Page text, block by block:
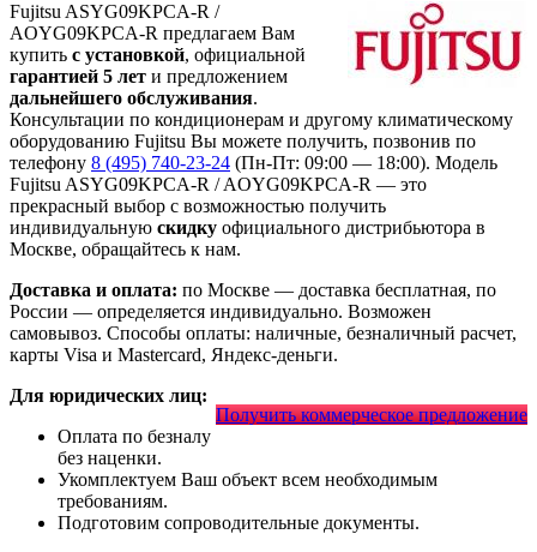
Fujitsu ASYG09KPCA-R /
AOYG09KPCA-R предлагаем Вам
купить с установкой, официальной
гарантией 5 лет и предложением
дальнейшего обслуживания.
Консультации по кондиционерам и другому климатическому
оборудованию Fujitsu Вы можете получить, позвонив по
телефону 8 (495) 740-23-24 (Пн-Пт: 09:00 — 18:00). Модель
Fujitsu ASYG09KPCA-R / AOYG09KPCA-R — это
прекрасный выбор с возможностью получить
индивидуальную скидку официального дистрибьютора в
Москве, обращайтесь к нам.
Доставка и оплата: по Москве — доставка бесплатная, по
России — определяется индивидуально. Возможен
самовывоз. Способы оплаты: наличные, безналичный расчет,
карты Visa и Mastercard, Яндекс-деньги.
Получить коммерческое предложение
Для юридических лиц:
Оплата по безналу
без наценки.
Укомплектуем Ваш объект всем необходимым
требованиям.
Подготовим сопроводительные документы.